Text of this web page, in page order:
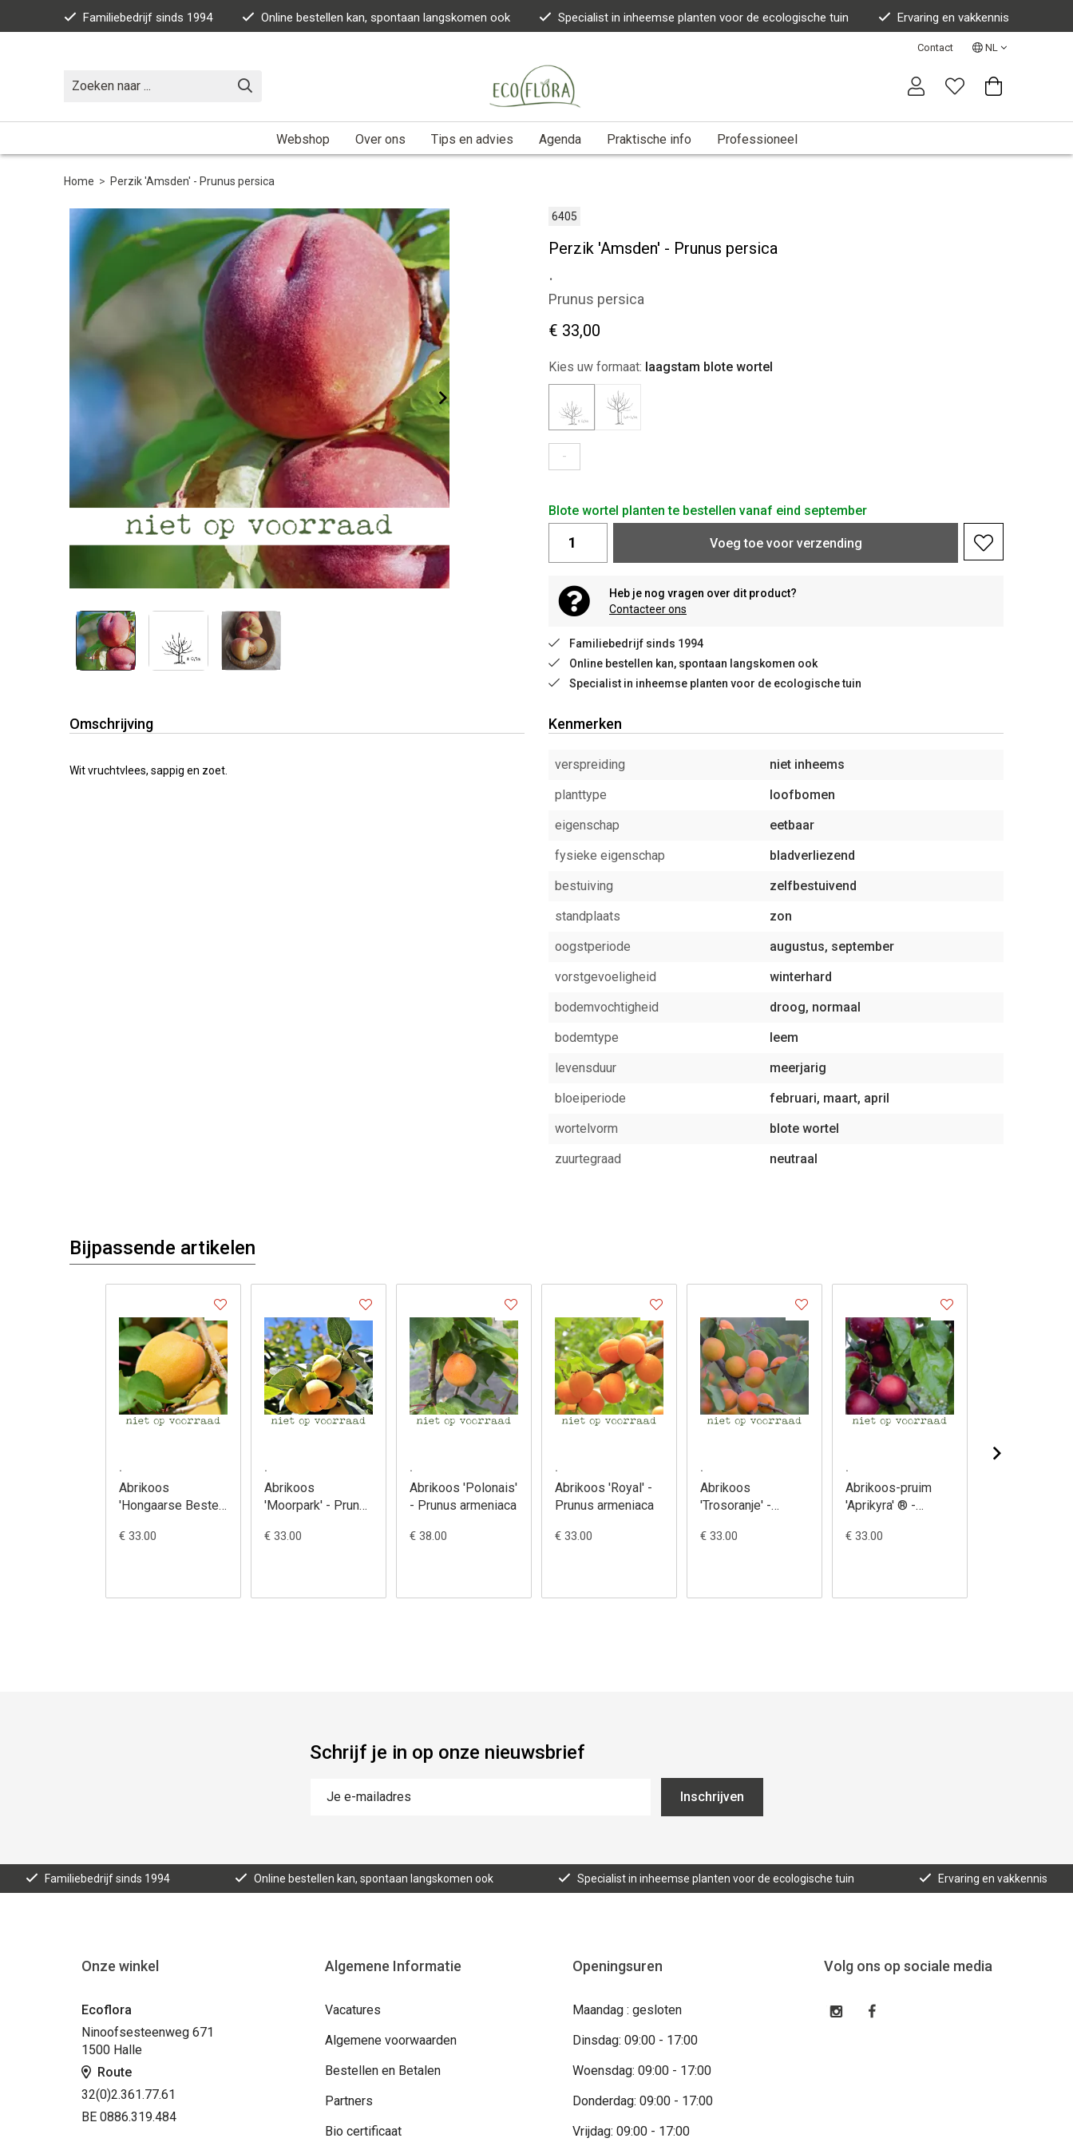
Familiebedrijf sinds 1994 Online bestellen kan, spontaan langskomen ook Specialist in inheemse planten voor de ecologische tuin Ervaring en vakkennis
Contact NL
Webshop Over ons Tips en advies Agenda Praktische info Professioneel
Home > Perzik 'Amsden' - Prunus persica
6405
Perzik 'Amsden' - Prunus persica
.
Prunus persica
€ 33,00
Kies uw formaat: laagstam blote wortel
-
Blote wortel planten te bestellen vanaf eind september
Voeg toe voor verzending
Heb je nog vragen over dit product?
Contacteer ons
Familiebedrijf sinds 1994
Online bestellen kan, spontaan langskomen ook
Specialist in inheemse planten voor de ecologische tuin
Omschrijving
Wit vruchtvlees, sappig en zoet.
Kenmerken
verspreiding
niet inheems
planttype
loofbomen
eigenschap
eetbaar
fysieke eigenschap
bladverliezend
bestuiving
zelfbestuivend
standplaats
zon
oogstperiode
augustus, september
vorstgevoeligheid
winterhard
bodemvochtigheid
droog, normaal
bodemtype
leem
levensduur
meerjarig
bloeiperiode
februari, maart, april
wortelvorm
blote wortel
zuurtegraad
neutraal
Bijpassende artikelen
.
Abrikoos
'Hongaarse Beste'
€ 33.00
.
Abrikoos
'Moorpark' - Prunus
€ 33.00
.
Abrikoos 'Polonais'
- Prunus armeniaca
€ 38.00
.
Abrikoos 'Royal' -
Prunus armeniaca
€ 33.00
.
Abrikoos
'Trosoranje' -
€ 33.00
.
Abrikoos-pruim
'Aprikyra' ® -
€ 33.00
Schrijf je in op onze nieuwsbrief
Inschrijven
Familiebedrijf sinds 1994 Online bestellen kan, spontaan langskomen ook Specialist in inheemse planten voor de ecologische tuin Ervaring en vakkennis
Onze winkel
Ecoflora
Ninoofsesteenweg 671
1500 Halle
Route
32(0)2.361.77.61
BE 0886.319.484
Algemene Informatie
Vacatures
Algemene voorwaarden
Bestellen en Betalen
Partners
Bio certificaat
Openingsuren
Maandag : gesloten
Dinsdag: 09:00 - 17:00
Woensdag: 09:00 - 17:00
Donderdag: 09:00 - 17:00
Vrijdag: 09:00 - 17:00
Volg ons op sociale media